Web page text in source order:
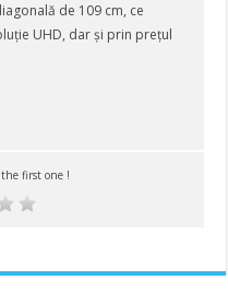
de 109 cm, ce
UHD, dar și prin prețul
the first one !